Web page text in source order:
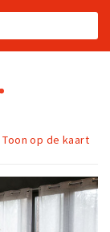
Toon op de kaart